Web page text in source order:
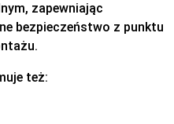
zapewniając
bezpieczeństwo z punktu
też: